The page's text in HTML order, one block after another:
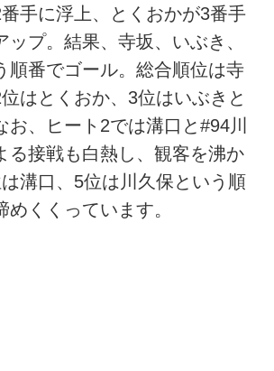
手に浮上、とくおかが3番手
ップ。結果、寺坂、いぶき、
順番でゴール。総合順位は寺
はとくおか、3位はいぶきと
お、ヒート2では溝口と#94川
る接戦も白熱し、観客を沸か
溝口、5位は川久保という順
くくっています。